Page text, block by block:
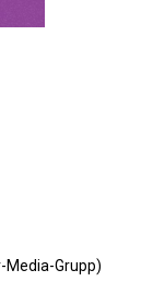
Grupp)